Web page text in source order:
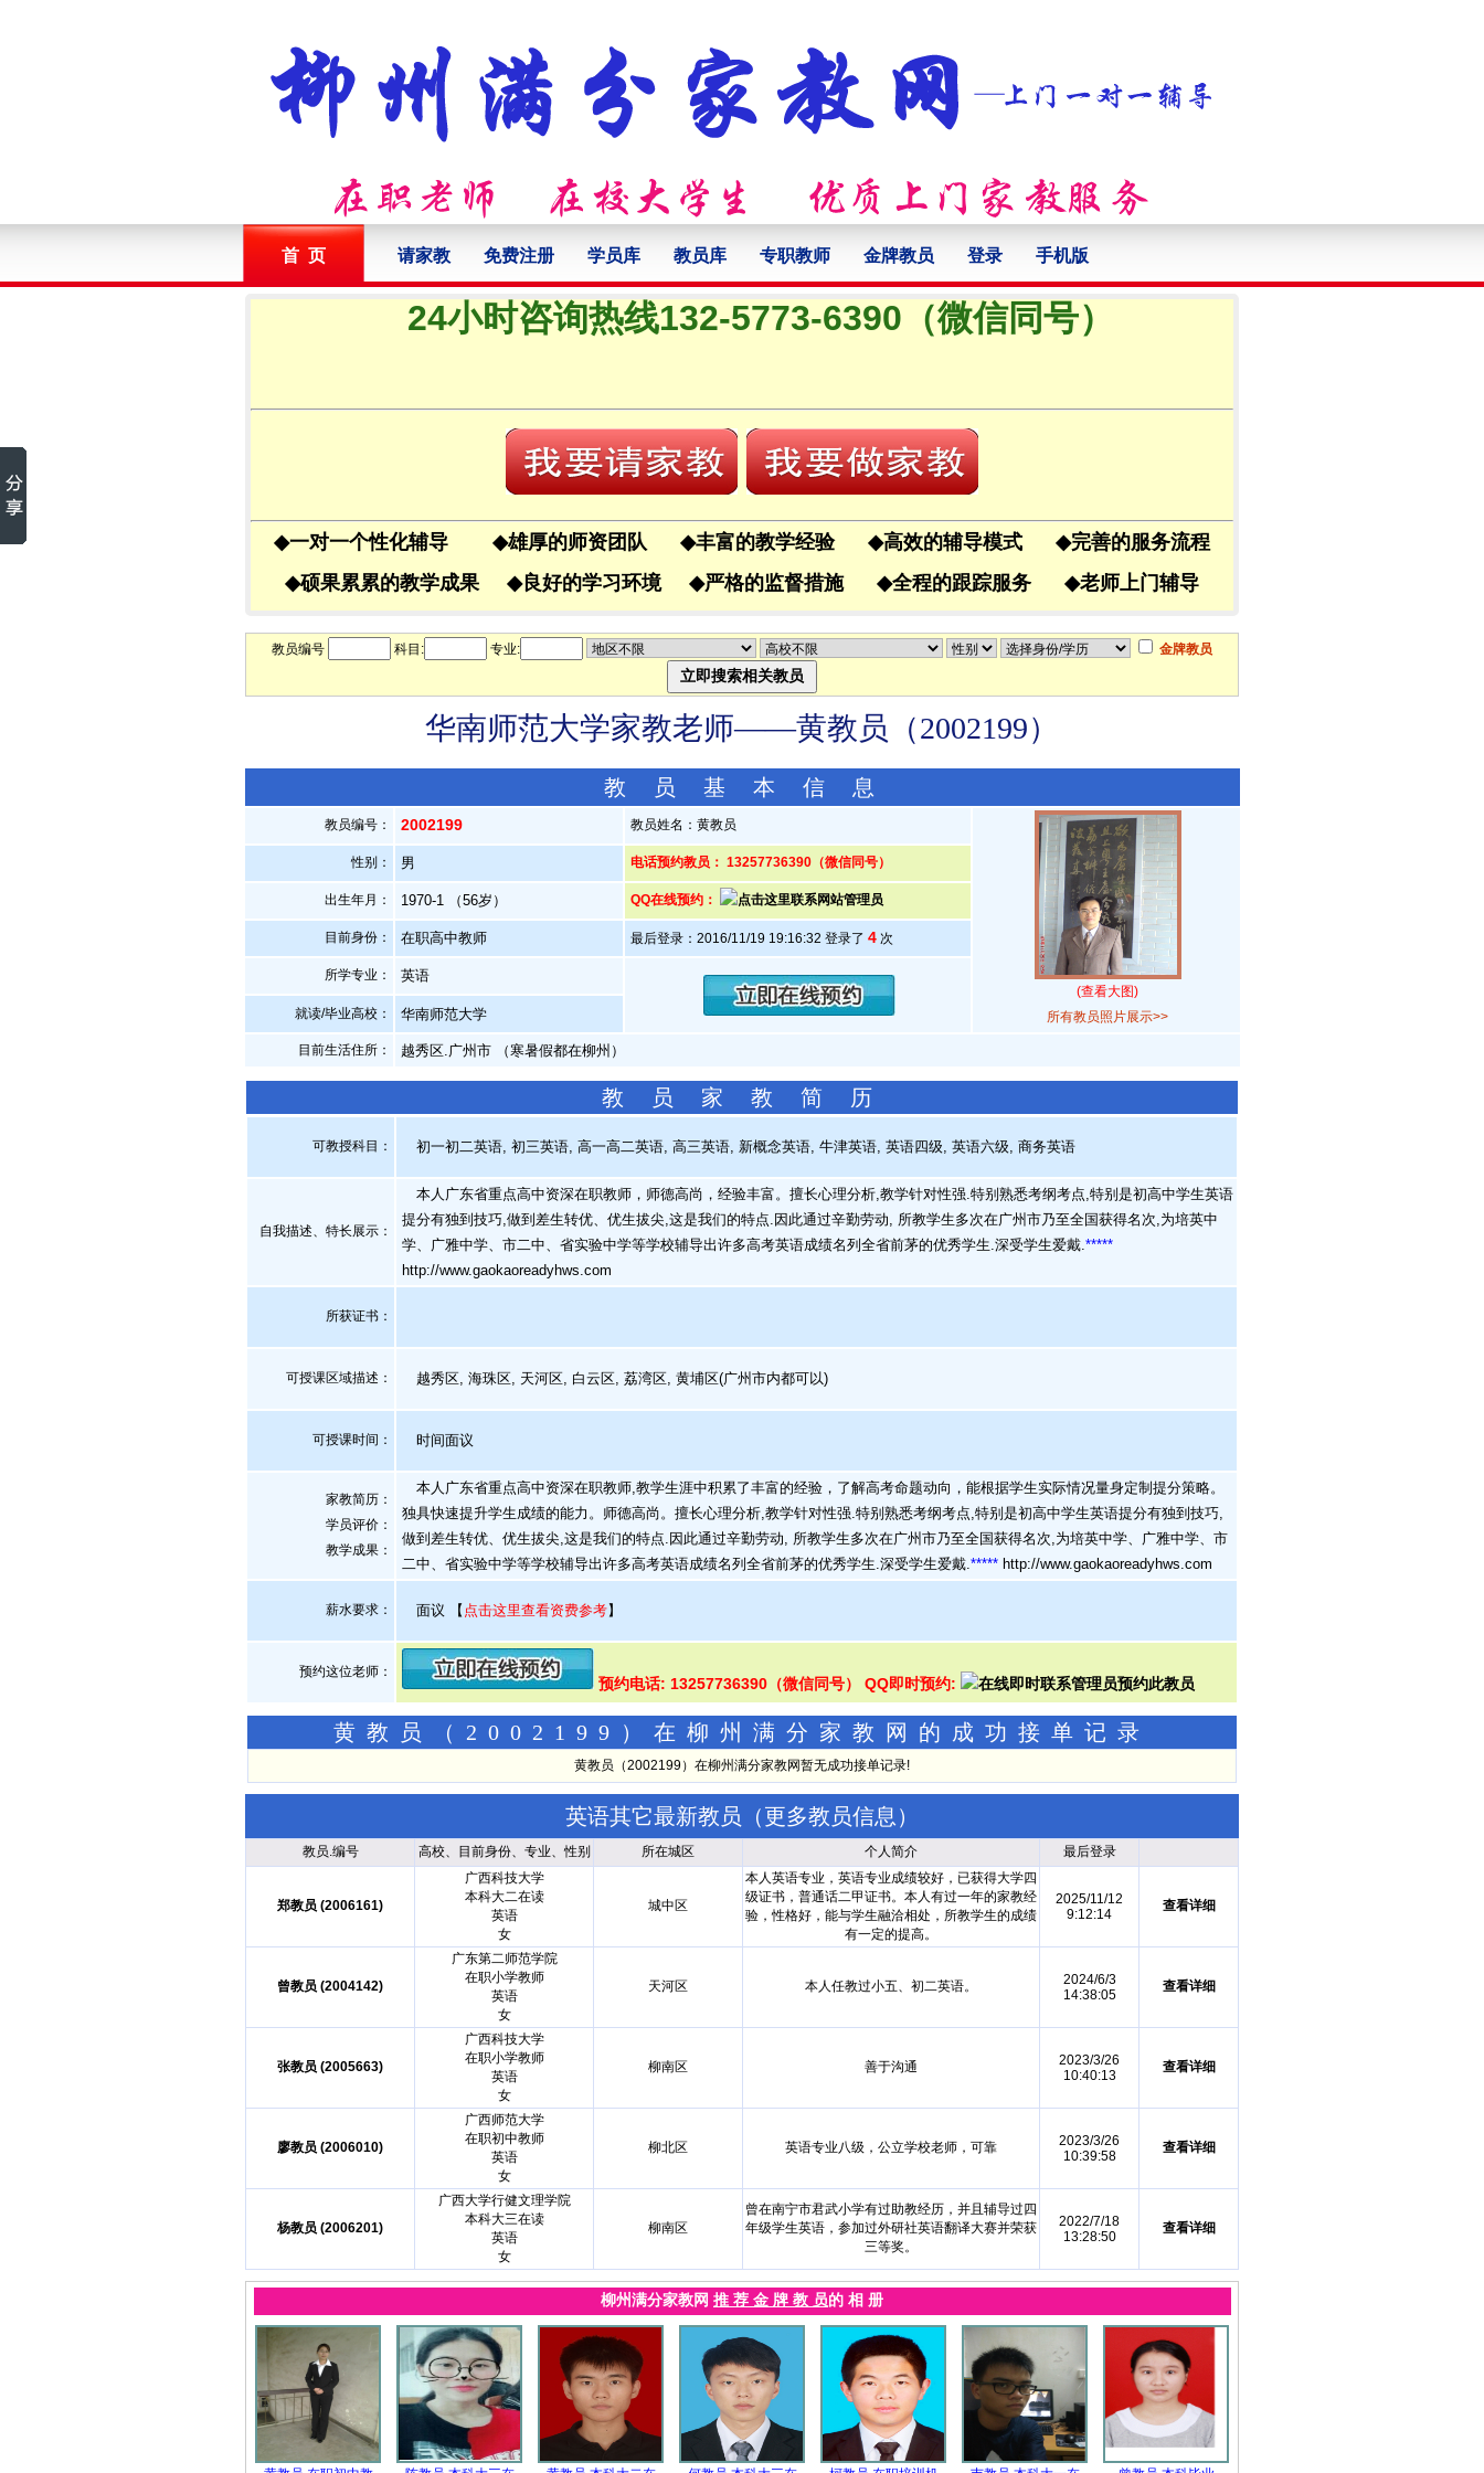
首 页 请家教 免费注册 学员库 教员库 专职教师 金牌教员 登录 手机版
24小时咨询热线132-5773-6390（微信同号）
◆一对一个性化辅导 ◆雄厚的师资团队 ◆丰富的教学经验 ◆高效的辅导模式 ◆完善的服务流程
◆硕果累累的教学成果 ◆良好的学习环境 ◆严格的监督措施 ◆全程的跟踪服务 ◆老师上门辅导
教员编号 科目: 专业: 金牌教员
华南师范大学家教老师——黄教员（2002199）
教 员 基 本 信 息
教员编号： 2002199 教员姓名：黄教员
(查看大图)
所有教员照片展示>>
性别： 男 电话预约教员： 13257736390（微信同号）
出生年月： 1970-1 （56岁） QQ在线预约：
目前身份： 在职高中教师 最后登录：2016/11/19 19:16:32 登录了 4次
所学专业： 英语
就读/毕业高校： 华南师范大学
目前生活住所： 越秀区.广州市 （寒暑假都在柳州）
教 员 家 教 简 历
可教授科目： 初一初二英语, 初三英语, 高一高二英语, 高三英语, 新概念英语, 牛津英语, 英语四级, 英语六级, 商务英语
自我描述、特长展示 ：
本人广东省重点高中资深在职教师，师德高尚，经验丰富。擅长心理分析,教学针对性强.特别熟悉考纲考点,特别是初高中学生英语
提分有独到技巧,做到差生转优、优生拔尖,这是我们的特点.因此通过辛勤劳动, 所教学生多次在广州市乃至全国获得名次,为培英中
学、广雅中学、市二中、省实验中学等学校辅导出许多高考英语成绩名列全省前茅的优秀学生.深受学生爱戴.*****
http://www.gaokaoreadyhws.com
所获证书 ：
可授课区域描述： 越秀区, 海珠区, 天河区, 白云区, 荔湾区, 黄埔区(广州市内都可以)
可授课时间： 时间面议
家教简历：
学员评价：
教学成果：
本人广东省重点高中资深在职教师,教学生涯中积累了丰富的经验，了解高考命题动向，能根据学生实际情况量身定制提分策略。
独具快速提升学生成绩的能力。师德高尚。擅长心理分析,教学针对性强.特别熟悉考纲考点,特别是初高中学生英语提分有独到技巧,
做到差生转优、优生拔尖,这是我们的特点.因此通过辛勤劳动, 所教学生多次在广州市乃至全国获得名次,为培英中学、广雅中学、市
二中、省实验中学等学校辅导出许多高考英语成绩名列全省前茅的优秀学生.深受学生爱戴.***** http://www.gaokaoreadyhws.com
薪水要求： 面议 【 点击这里查看资费参考】
预约这位老师：
预约电话: 13257736390（微信同号） QQ即时预约:
黄教员（2002199）在柳州满分家教网的成功接单记录
黄教员（2002199）在柳州满分家教网暂无成功接单记录!
英语其它最新教员（更多教员信息 ）
教员.编号 高校、目前身份、专业、性别 所在城区 个人简介 最后登录
郑教员 (2006161)
广西科技大学
本科大二在读
英语
女
城中区
本人英语专业，英语专业成绩较好，已获得大学四
级证书，普通话二甲证书。本人有过一年的家教经
验，性格好，能与学生融洽相处，所教学生的成绩
有一定的提高。
2025/11/12
9:12:14
查看详细
曾教员 (2004142)
广东第二师范学院
在职小学教师
英语
女
天河区 本人任教过小五、初二英语。
2024/6/3
14:38:05
查看详细
张教员 (2005663)
广西科技大学
在职小学教师
英语
女
柳南区 善于沟通
2023/3/26
10:40:13
查看详细
廖教员 (2006010)
广西师范大学
在职初中教师
英语
女
柳北区 英语专业八级，公立学校老师，可靠
2023/3/26
10:39:58
查看详细
杨教员 (2006201)
广西大学行健文理学院
本科大三在读
英语
女
柳南区
曾在南宁市君武小学有过助教经历，并且辅导过四
年级学生英语，参加过外研社英语翻译大赛并荣获
三等奖。
2022/7/18
13:28:50
查看详细
柳州满分家教网 推 荐 金 牌 教 员的 相 册